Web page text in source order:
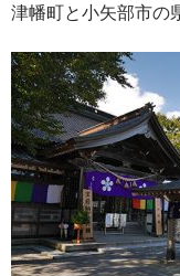
津幡町と小矢部市の